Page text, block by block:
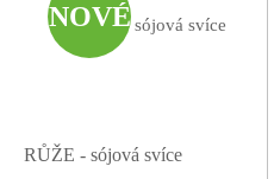
NOVÉ
RŮŽE - sójová svíce